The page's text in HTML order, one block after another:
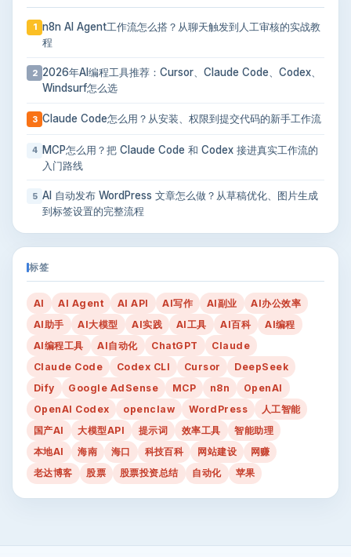
1
n8n AI Agent工作流怎么搭？从聊天触发到人工审核的实战教
程
2 2026年AI编程工具推荐：Cursor、Claude Code、Codex、
Windsurf怎么选
3 Claude Code怎么用？从安装、权限到提交代码的新手工作流
4
MCP怎么用？把 Claude Code 和 Codex 接进真实工作流的
入门路线
5 AI 自动发布 WordPress 文章怎么做？从草稿优化、图片生成
到标签设置的完整流程
标签
AI AI Agent AI API AI写作 AI副业
AI办公效率
AI助手
AI大模型 AI实践 AI工具 AI百科
AI编程
AI编程工具
AI自动化 ChatGPT
Claude
Claude Code
Codex CLI Cursor
DeepSeek
Dify
Google AdSense MCP n8n
OpenAI
OpenAI Codex
openclaw WordPress
人工智能
国产AI
大模型API 提示词 效率工具
智能助理
本地AI
海南 海口 科技百科 网站建设
网赚
老达博客
股票 股票投资总结 自动化 苹果